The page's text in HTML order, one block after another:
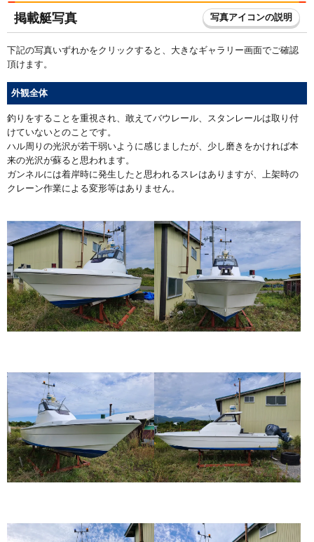
掲載艇写真 写真アイコンの説明
下記の写真いずれかをクリックすると、大きなギャラリー画面でご確認
頂けます。
外観全体
釣りをすることを重視され、敢えてバウレール、スタンレールは取り付
けていないとのことです。
ハル周りの光沢が若干弱いように感じましたが、少し磨きをかければ本
来の光沢が蘇ると思われます。
ガンネルには着岸時に発生したと思われるスレはありますが、上架時の
クレーン作業による変形等はありません。